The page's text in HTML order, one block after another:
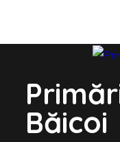
Băicoi